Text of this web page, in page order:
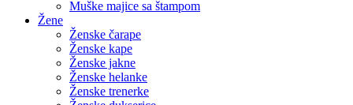
Muške majice sa štampom
Žene
Ženske čarape
Ženske kape
Ženske jakne
Ženske helanke
Ženske trenerke